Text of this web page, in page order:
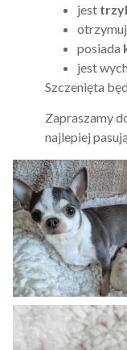
jest
posiada
jest
Szczenięta
Zapraszamy
najlepiej